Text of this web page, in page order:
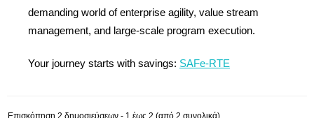
demanding world of enterprise agility, value stream
management, and large-scale program execution.
Your journey starts with savings: SAFe-RTE
Επισκόπηση 2 δημοσιεύσεων - 1 έως 2 (από 2 συνολικά)